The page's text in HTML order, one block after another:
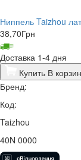
Ниппель Taizhou
38,70Грн
Доставка 1-4 дня
Купить В
Бренд:
Код:
Taizhou
40N 0000